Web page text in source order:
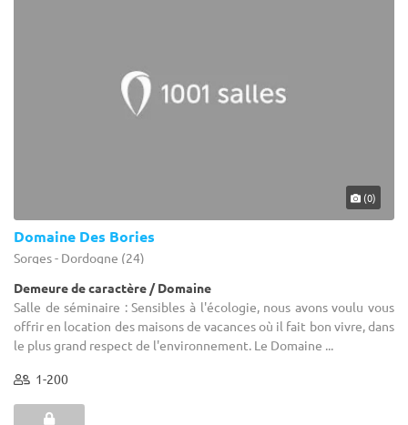
(0)
Domaine Des Bories
Sorges - Dordogne (24)
Demeure de caractère / Domaine
Salle de séminaire : Sensibles à l'écologie, nous avons voulu vous
offrir en location des maisons de vacances où il fait bon vivre, dans
le plus grand respect de l'environnement. Le Domaine ...
1-200